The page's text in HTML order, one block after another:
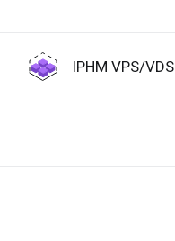
IPHM VPS/VDS